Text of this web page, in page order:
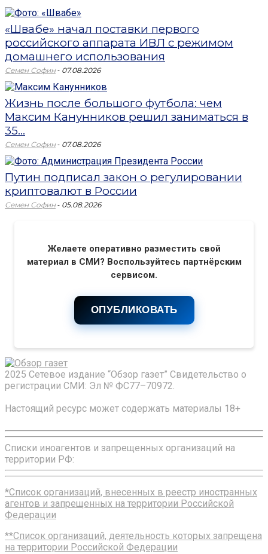
«Швабе» начал поставки первого
российского аппарата ИВЛ с режимом
домашнего использования
Семен Софин - 07.08.2026
Жизнь после большого футбола: чем
Максим Канунников решил заниматься в
35...
Семен Софин - 07.08.2026
Путин подписал закон о регулировании
криптовалют в России
Семен Софин - 05.08.2026
Желаете оперативно разместить свой
материал в СМИ? Воспользуйтесь партнёрским
сервисом.
ОПУБЛИКОВАТЬ
2025 Сетевое издание “Обзор газет” Свидетельство о
регистрации СМИ: Эл № ФС77–70972.
Настоящий ресурс может содержать материалы 18+
Списки иноагентов и запрещенных организаций на
территории РФ:
*Список организаций, внесенных в реестр иностранных
агентов и запрещенных на территории Российской
Федерации
**Список организаций, деятельность которых запрещена
на территории Российской Федерации